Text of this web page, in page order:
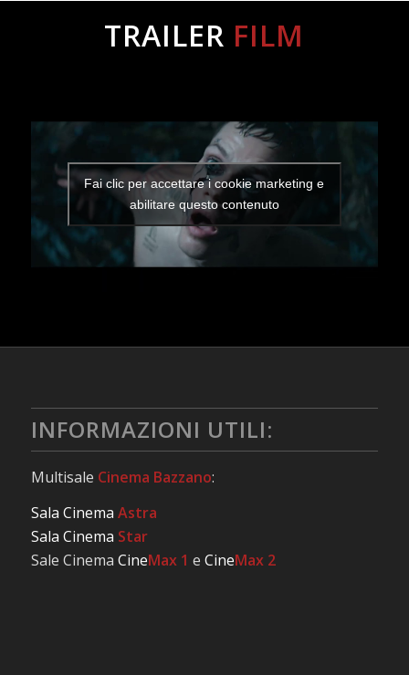
TRAILER FILM
Fai clic per accettare i cookie marketing e
abilitare questo contenuto
INFORMAZIONI UTILI:
Multisale Cinema Bazzano:
Sala Cinema Astra
Sala Cinema Star
Sale Cinema CineMax 1 e CineMax 2